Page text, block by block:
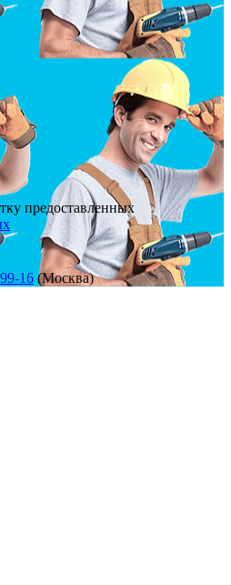
предоставленных
16 (Москва)